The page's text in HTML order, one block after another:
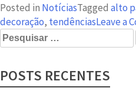
Posted in NotíciasTagged alto
decoração, tendênciasLeave a
Pesquisar
por:
POSTS RECENTES